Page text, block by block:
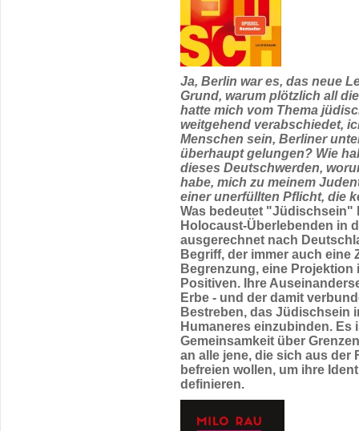
Ja, Berlin war es, das neue
Grund, warum plötzlich all
hatte mich vom Thema
weitgehend verabschiedet,
Menschen sein, Berliner
überhaupt gelungen? Wie
dieses Deutschwerden,
habe, mich zu meinem
einer unerfüllten Pflicht, die
Was bedeutet "Jüdischsein"
Holocaust-Überlebenden in
ausgerechnet nach
Begriff, der immer auch eine
Begrenzung, eine Projektion
Positiven. Ihre
Erbe - und der damit
Bestreben, das Jüdischsein
Humaneres einzubinden. Es
Gemeinsamkeit über
an alle jene, die sich aus der
befreien wollen, um ihre
definieren.